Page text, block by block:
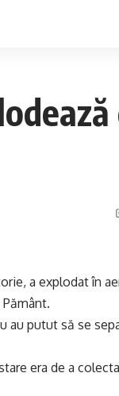
a explodat în
au putut să se
era de a colecta